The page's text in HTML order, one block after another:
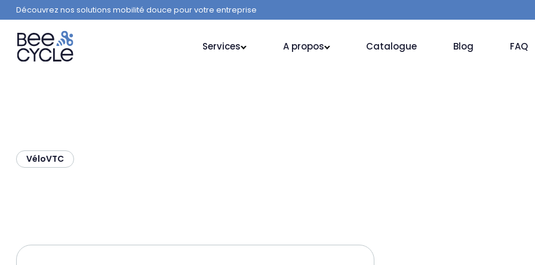
Découvrez nos solutions mobilité douce pour votre entreprise
Services A propos Catalogue Blog FAQ
VéloVTC